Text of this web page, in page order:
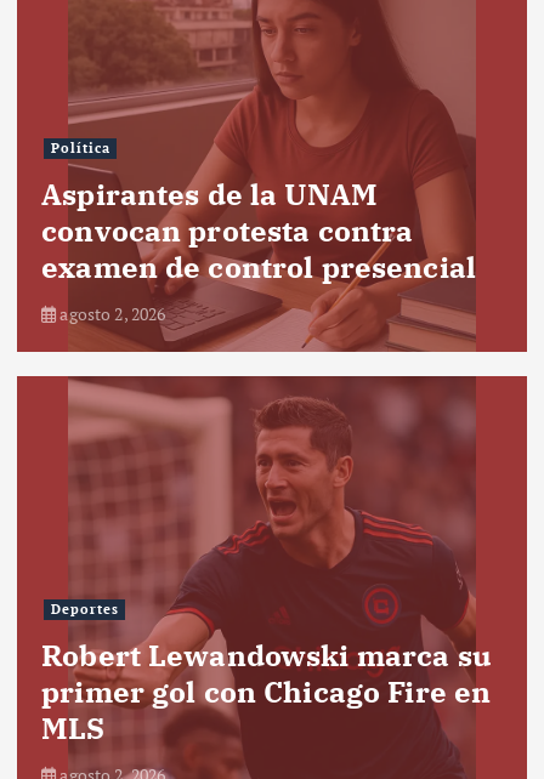
Política
Aspirantes de la UNAM
convocan protesta contra
examen de control presencial
agosto 2, 2026
Deportes
Robert Lewandowski marca su
primer gol con Chicago Fire en
MLS